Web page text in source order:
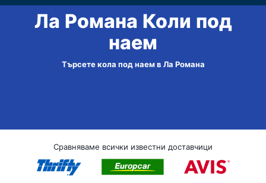
Ла Романа Коли под
наем
Търсете кола под наем в Ла Романа
Сравняваме всички известни доставчици